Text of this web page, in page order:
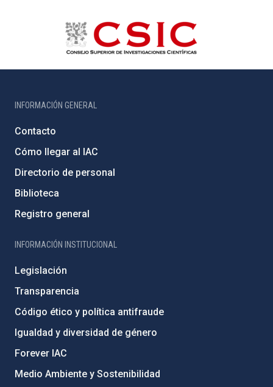
INFORMACIÓN GENERAL
Contacto
Cómo llegar al IAC
Directorio de personal
Biblioteca
Registro general
INFORMACIÓN INSTITUCIONAL
Legislación
Transparencia
Código ético y política antifraude
Igualdad y diversidad de género
Forever IAC
Medio Ambiente y Sostenibilidad